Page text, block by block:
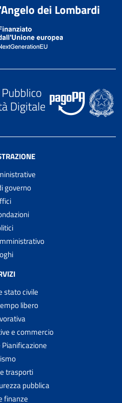
dei Lombardi
governo
stato civile
libero
e commercio
trasporti
pubblica
finanze